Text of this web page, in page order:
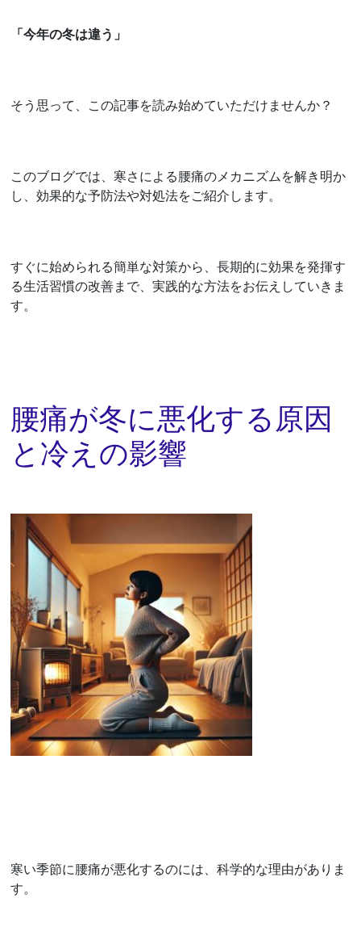
「今年の冬は違う」
そう思って、この記事を読み始めていただけませんか？
このブログでは、寒さによる腰痛のメカニズムを解き明か
し、効果的な予防法や対処法をご紹介します。
すぐに始められる簡単な対策から、長期的に効果を発揮す
る生活習慣の改善まで、実践的な方法をお伝えしていきま
す。
腰痛が冬に悪化する原因
と冷えの影響
寒い季節に腰痛が悪化するのには、科学的な理由がありま
す。